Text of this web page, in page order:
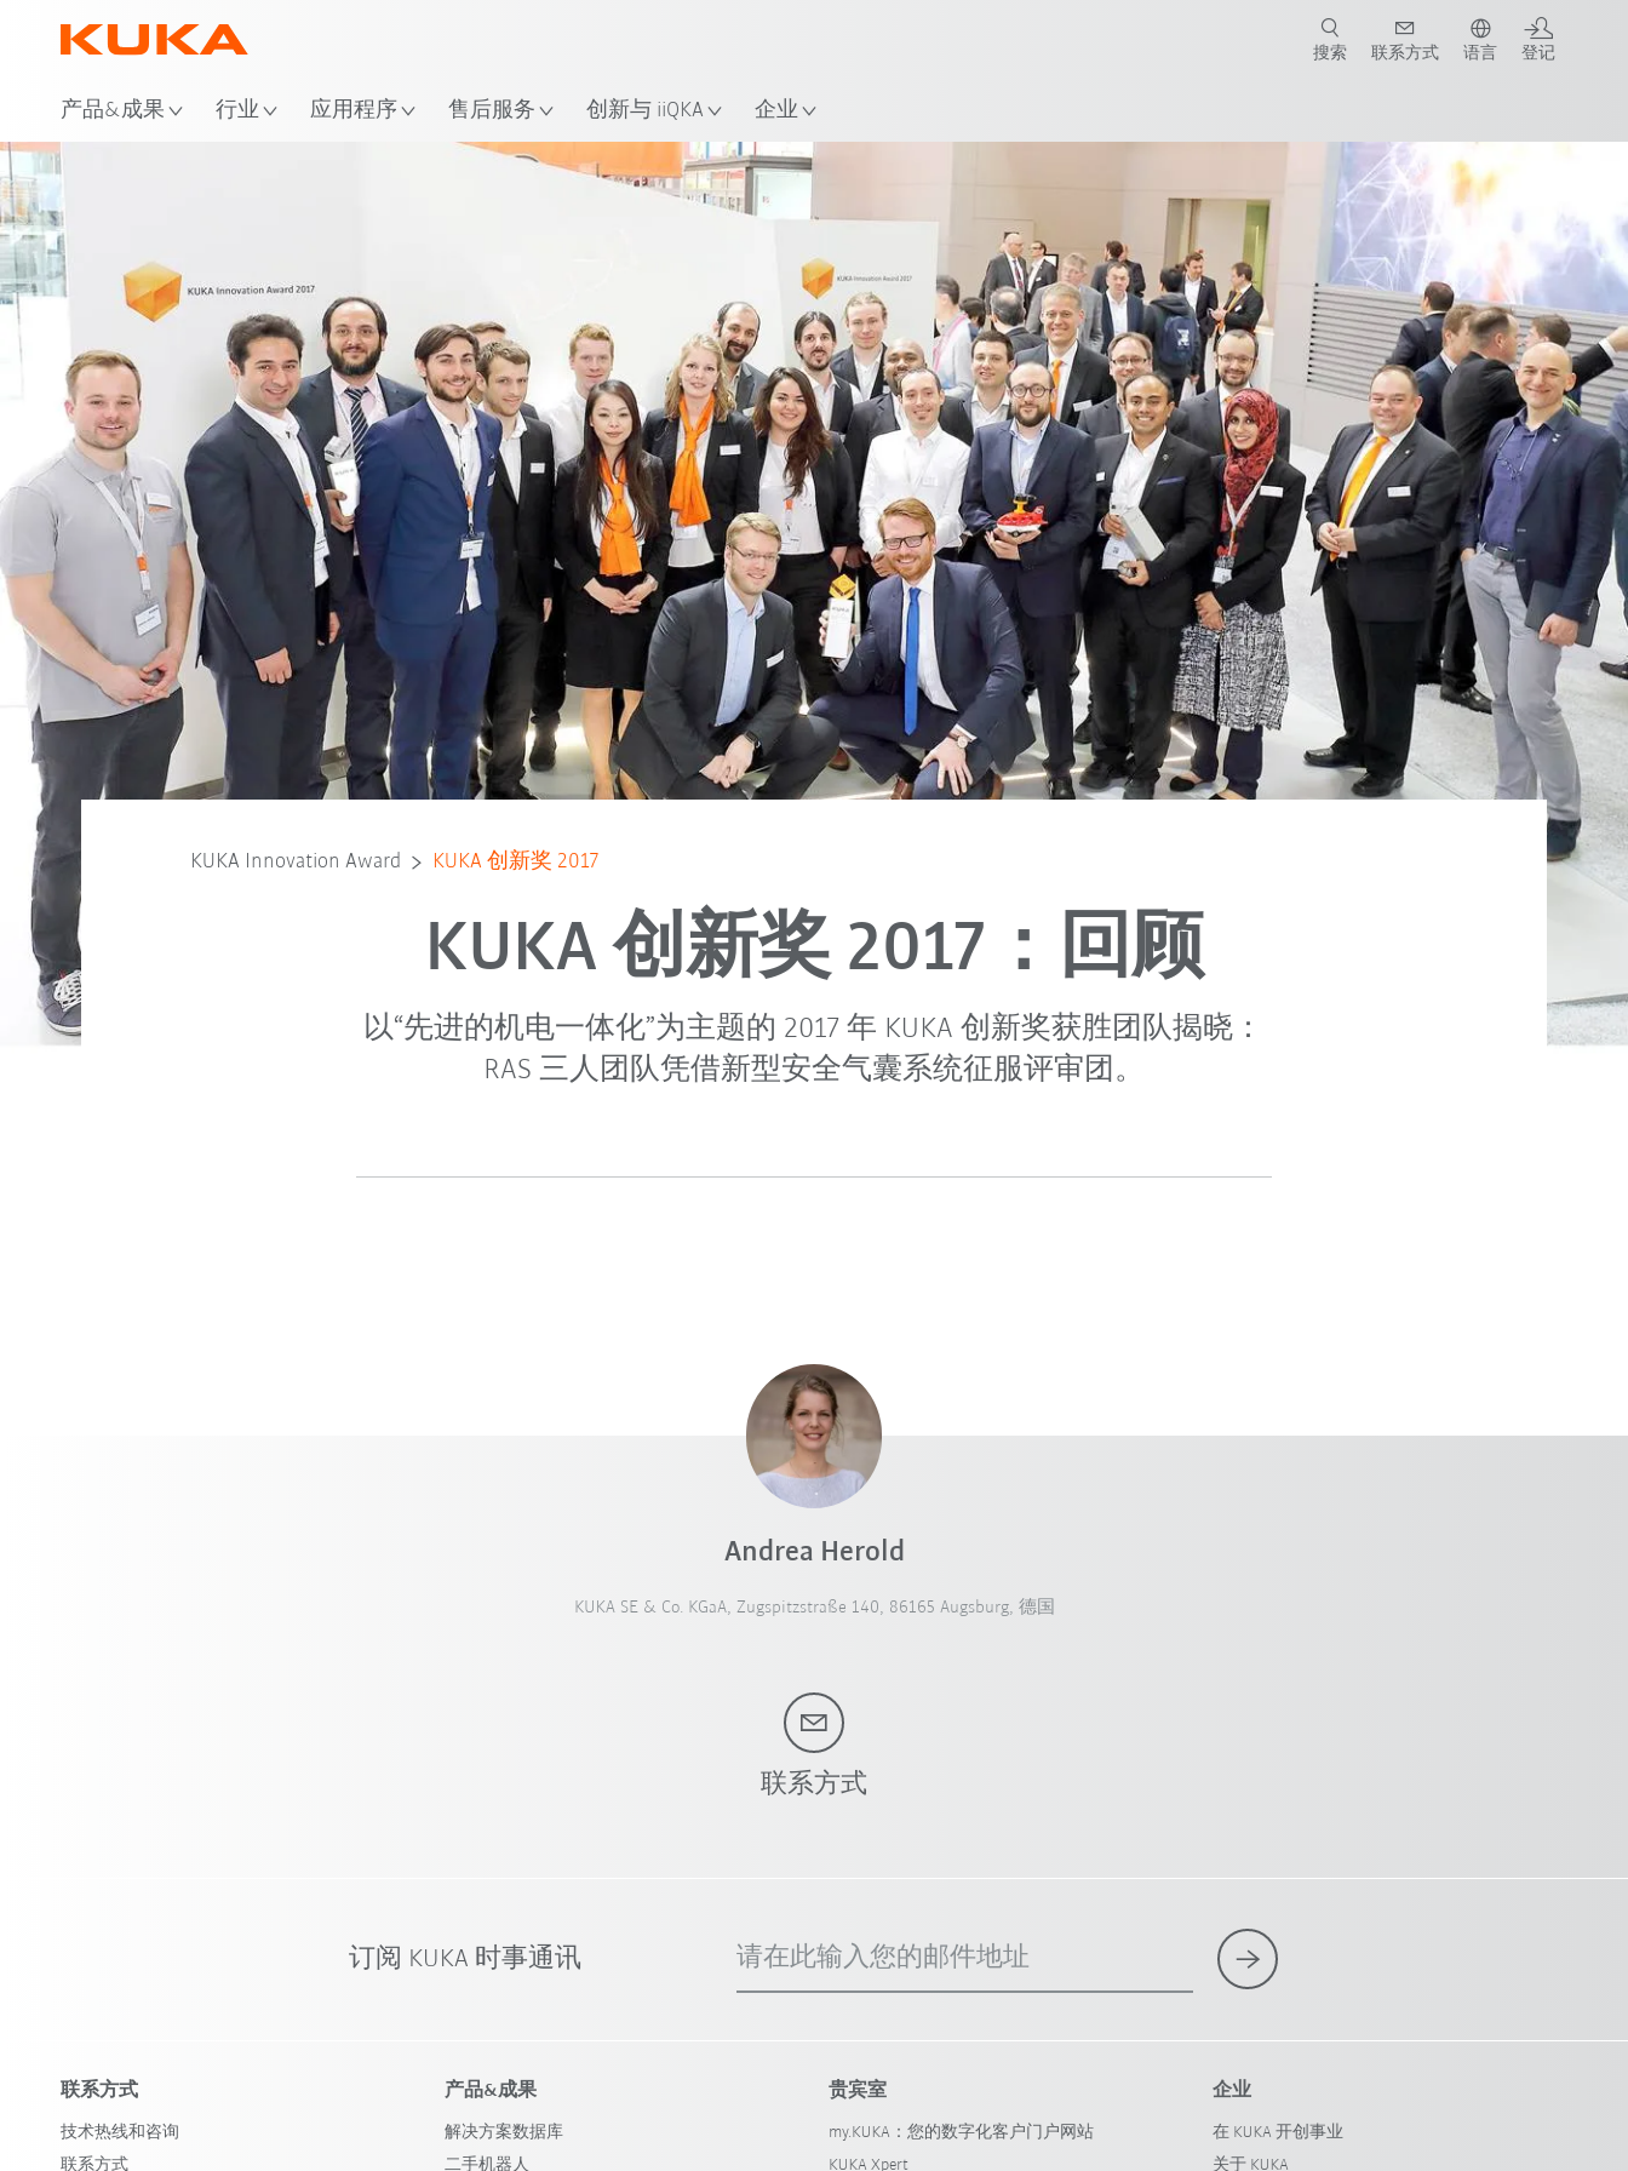
产品&成果 行业 应用程序 售后服务 创新与 iiQKA 企业
搜索 联系方式 语言 登记
KUKA Innovation Award KUKA 创新奖 2017
KUKA 创新奖 2017：回顾
以“先进的机电一体化”为主题的 2017 年 KUKA 创新奖获胜团队揭晓：
RAS 三人团队凭借新型安全气囊系统征服评审团。
Andrea Herold
KUKA SE & Co. KGaA, Zugspitzstraße 140, 86165 Augsburg, 德国
联系方式
订阅 KUKA 时事通讯 请在此输入您的邮件地址
联系方式
技术热线和咨询
联系方式
产品&成果
解决方案数据库
二手机器人
贵宾室
my.KUKA：您的数字化客户门户网站
KUKA Xpert
企业
在 KUKA 开创事业
关于 KUKA